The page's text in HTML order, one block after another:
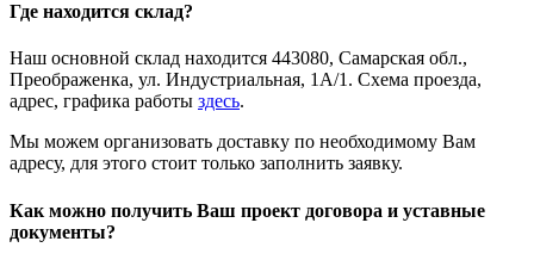
Где находится склад?
Наш основной склад находится 443080, Самарская обл.,
Преображенка, ул. Индустриальная, 1А/1. Схема проезда,
адрес, графика работы здесь.
Мы можем организовать доставку по необходимому Вам
адресу, для этого стоит только заполнить заявку.
Как можно получить Ваш проект договора и уставные
документы?